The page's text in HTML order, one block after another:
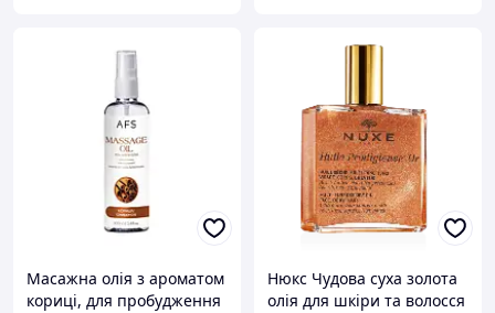
Масажна олія з ароматом
кориці, для пробудження
Нюкс Чудова суха золота
олія для шкіри та волосся